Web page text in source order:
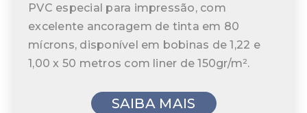
PVC especial para impressão, com
excelente ancoragem de tinta em 80
mícrons, disponível em bobinas de 1,22 e
1,00 x 50 metros com liner de 150gr/m².
SAIBA MAIS